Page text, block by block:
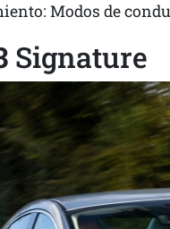
Modos de
Signature